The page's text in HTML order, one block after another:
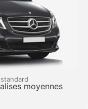
moyennes